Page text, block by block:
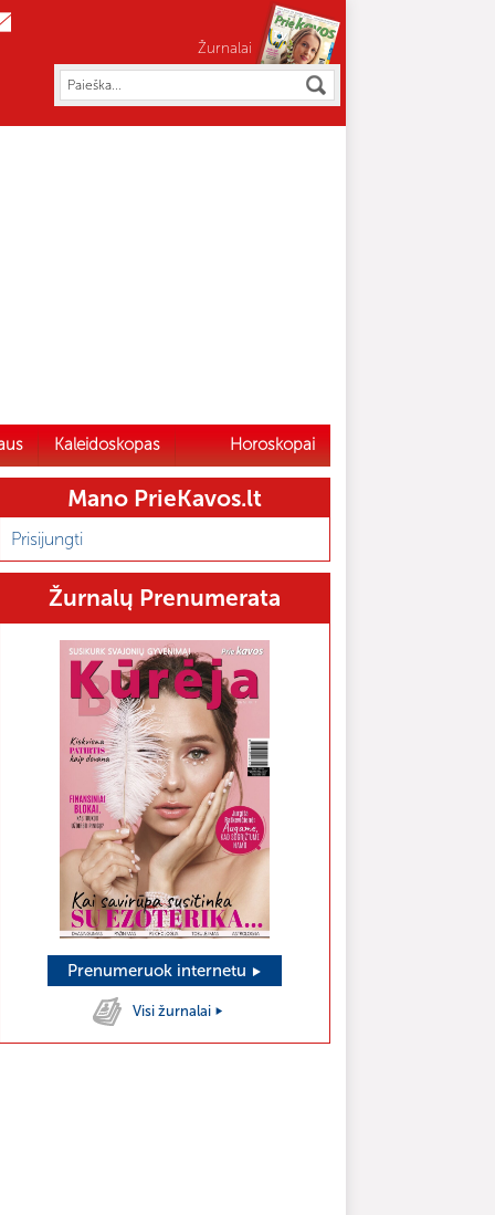
Žurnalai
Kaleidoskopas Horoskopai
Mano PrieKavos.lt
Prisijungti
Žurnalų Prenumerata
Prenumeruok internetu
Visi žurnalai